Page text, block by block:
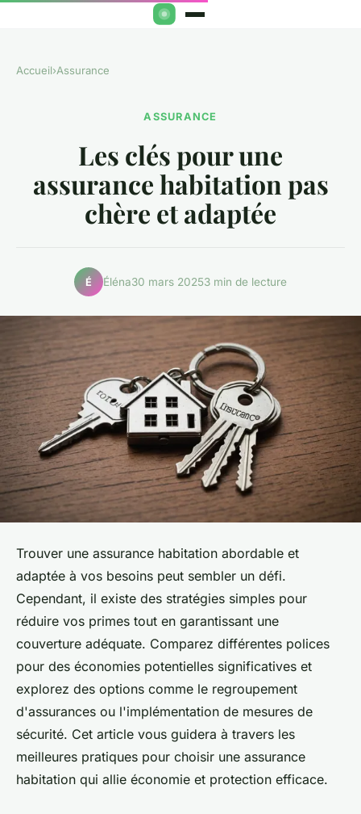
Accueil›Assurance
ASSURANCE
Les clés pour une
assurance habitation pas
chère et adaptée
É Éléna30 mars 20253 min de lecture
Trouver une assurance habitation abordable et
adaptée à vos besoins peut sembler un défi.
Cependant, il existe des stratégies simples pour
réduire vos primes tout en garantissant une
couverture adéquate. Comparez différentes polices
pour des économies potentielles significatives et
explorez des options comme le regroupement
d'assurances ou l'implémentation de mesures de
sécurité. Cet article vous guidera à travers les
meilleures pratiques pour choisir une assurance
habitation qui allie économie et protection efficace.